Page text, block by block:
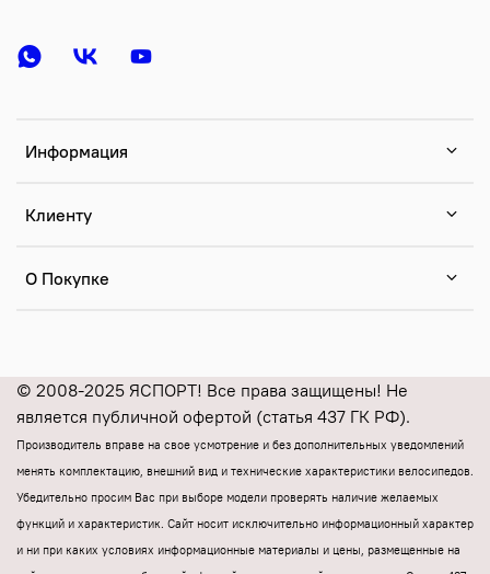
Информация
Клиенту
О Покупке
© 2008-2025 ЯСПОРТ! Все права защищены! Не
является публичной офертой (статья 437 ГК РФ).
Производитель вправе на свое усмотрение и без дополнительных уведомлений
менять комплектацию, внешний вид и технические характеристики велосипедов.
Убедительно просим Вас при выборе модели проверять наличие желаемых
функций и характеристик. Cайт носит исключительно информационный характер
и ни при каких условиях информационные материалы и цены, размещенные на